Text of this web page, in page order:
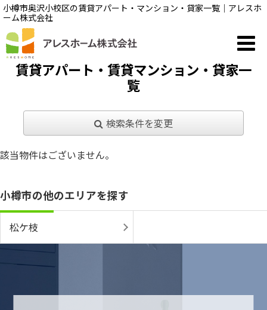
小樽市奥沢小校区の賃貸アパート・マンション・貸家一覧｜アレスホ
ーム株式会社
賃貸アパート・賃貸マンション・貸家一
覧
検索条件を変更
該当物件はございません。
小樽市の他のエリアを探す
松ケ枝